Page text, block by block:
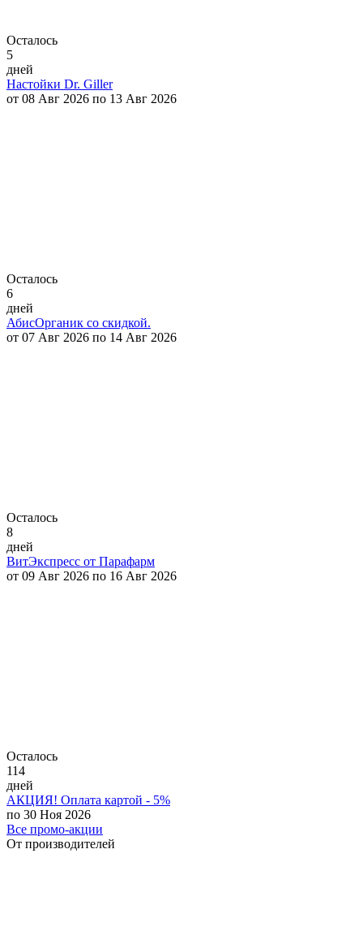
Осталось
5
дней
Настойки Dr. Giller
от 08 Авг 2026 по 13 Авг 2026
Осталось
6
дней
АбисОрганик со скидкой.
от 07 Авг 2026 по 14 Авг 2026
Осталось
8
дней
ВитЭкспресс от Парафарм
от 09 Авг 2026 по 16 Авг 2026
Осталось
114
дней
АКЦИЯ! Оплата картой - 5%
по 30 Ноя 2026
Все промо-акции
От производителей